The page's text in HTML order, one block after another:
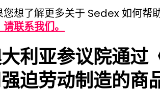
您想了解更多关于 Sedex 如何帮
请联系我们。
利亚参议院通过
迫劳动制造的商